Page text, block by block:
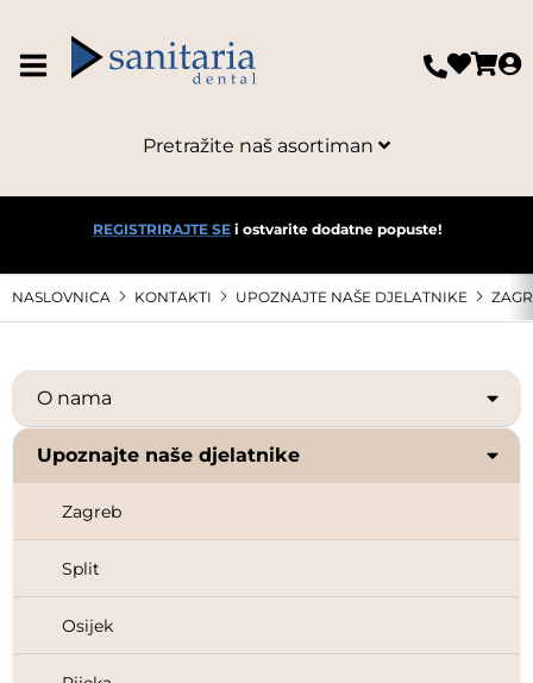
Pretražite naš asortiman
REGISTRIRAJTE SEi ostvarite dodatne popuste!
NASLOVNICA KONTAKTI UPOZNAJTE NAŠE DJELATNIKE
O nama
Upoznajte naše djelatnike
Zagreb
Split
Osijek